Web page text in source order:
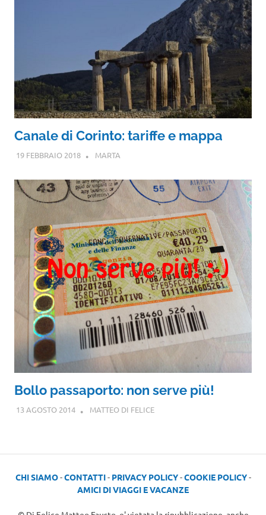
Canale di Corinto: tariffe e mappa
19 FEBBRAIO 2018 MARTA
Bollo passaporto: non serve più!
13 AGOSTO 2014 MATTEO DI FELICE
CHI SIAMO-CONTATTI- PRIVACY POLICY-COOKIE POLICY-
AMICI DI VIAGGI E VACANZE